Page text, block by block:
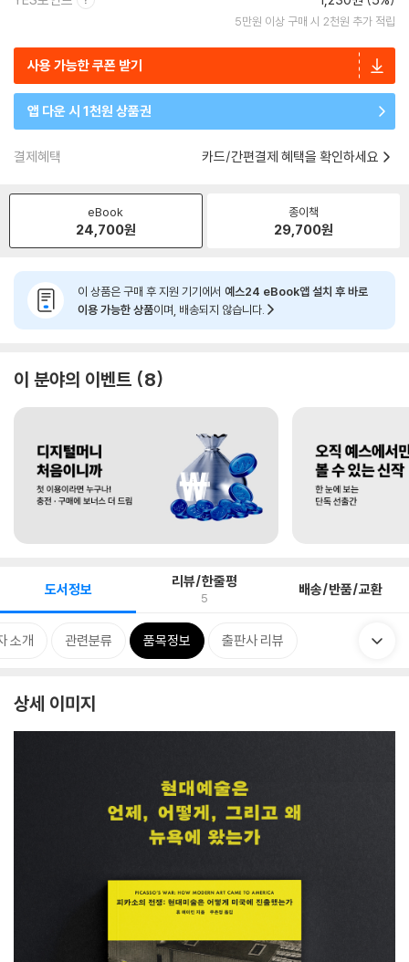
5만원 이상 구매 시 2천원 추가 적립
사용 가능한 쿠폰 받기
앱 다운 시 1천원 상품권
결제혜택 카드/간편결제 혜택을 확인하세요
eBook
24,700원
종이책
29,700원
이 상품은 구매 후 지원 기기에서 예스24 eBook앱 설치 후 바로
이용 가능한 상품이며, 배송되지 않습니다.
이 분야의 이벤트 8
도서정보 리뷰/한줄평
5 배송/반품/교환
소개 관련분류 품목정보 출판사 리뷰
상세 이미지